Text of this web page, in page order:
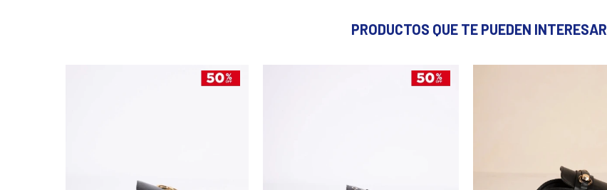
PRODUCTOS QUE TE PUEDEN INTERESAR